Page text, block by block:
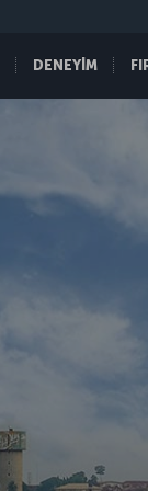
DENEYİM